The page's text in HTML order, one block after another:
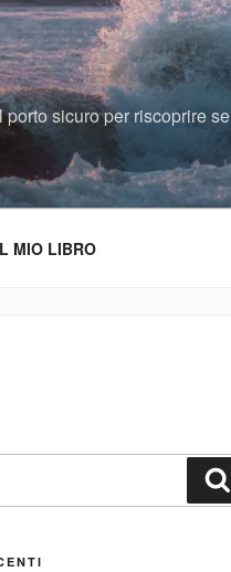
sicuro per riscoprire se
MIO LIBRO